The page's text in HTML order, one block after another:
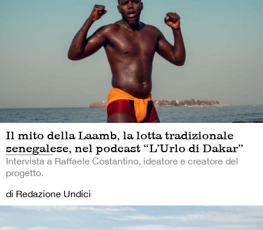
Il mito della Laamb, la lotta tradizionale
senegalese, nel podcast “L’Urlo di Dakar”
Intervista a Raffaele Costantino, ideatore e creatore del
progetto.
di Redazione Undici